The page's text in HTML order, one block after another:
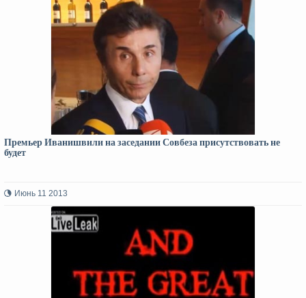
Премьер Иванишвили на заседании Совбеза присутствовать не
будет
Июнь 11 2013